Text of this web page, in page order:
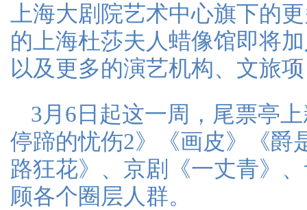
上海大剧院艺术中心旗下的
的上海杜莎夫人蜡像馆即将
以及更多的演艺机构、文旅
3月6日起这一周，尾票亭
停蹄的忧伤2》《画皮》《爵
路狂花》、京剧《一丈青》
顾各个圈层人群。